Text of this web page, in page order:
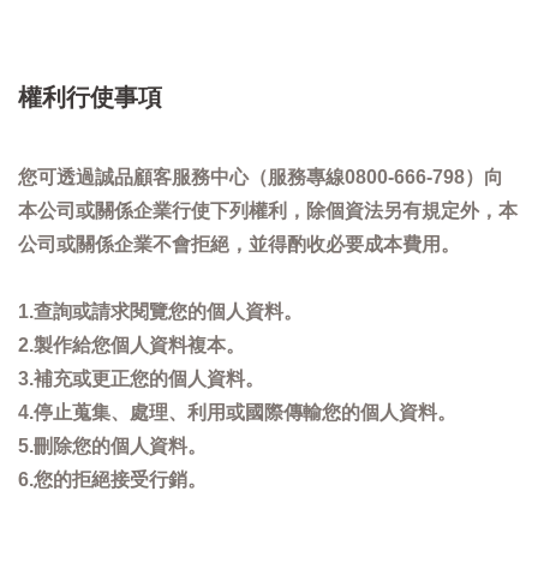
權利行使事項
您可透過誠品顧客服務中心（服務專線0800-666-798）向
本公司或關係企業行使下列權利，除個資法另有規定外，本
公司或關係企業不會拒絕，並得酌收必要成本費用。
1.查詢或請求閱覽您的個人資料。
2.製作給您個人資料複本。
3.補充或更正您的個人資料。
4.停止蒐集、處理、利用或國際傳輸您的個人資料。
5.刪除您的個人資料。
6.您的拒絕接受行銷。